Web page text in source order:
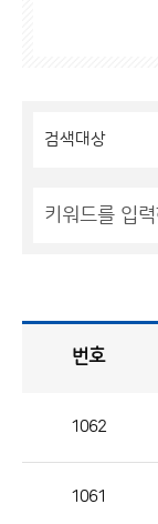
번호
1062
1061